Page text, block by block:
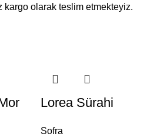
olarak teslim etmekteyiz.
Lorea Sürahi
Sofra